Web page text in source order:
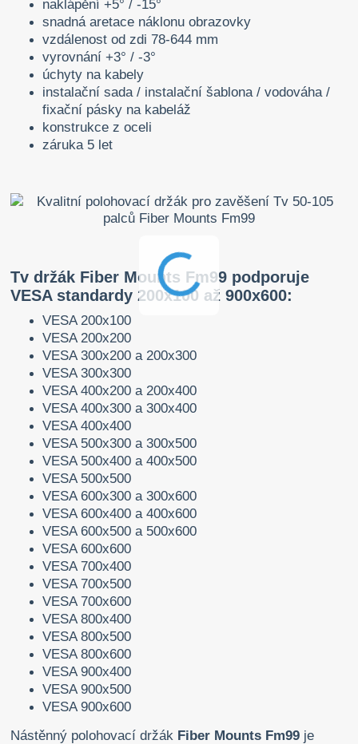
naklápění +5° / -15°
snadná aretace náklonu obrazovky
vzdálenost od zdi 78-644 mm
vyrovnání +3° / -3°
úchyty na kabely
instalační sada / instalační šablona / vodováha /
fixační pásky na kabeláž
konstrukce z oceli
záruka 5 let
Tv držák Fiber Mounts Fm99 podporuje
VESA standardy 200x100 až 900x600:
VESA 200x100
VESA 200x200
VESA 300x200 a 200x300
VESA 300x300
VESA 400x200 a 200x400
VESA 400x300 a 300x400
VESA 400x400
VESA 500x300 a 300x500
VESA 500x400 a 400x500
VESA 500x500
VESA 600x300 a 300x600
VESA 600x400 a 400x600
VESA 600x500 a 500x600
VESA 600x600
VESA 700x400
VESA 700x500
VESA 700x600
VESA 800x400
VESA 800x500
VESA 800x600
VESA 900x400
VESA 900x500
VESA 900x600
Nástěnný polohovací držák Fiber Mounts Fm99 je